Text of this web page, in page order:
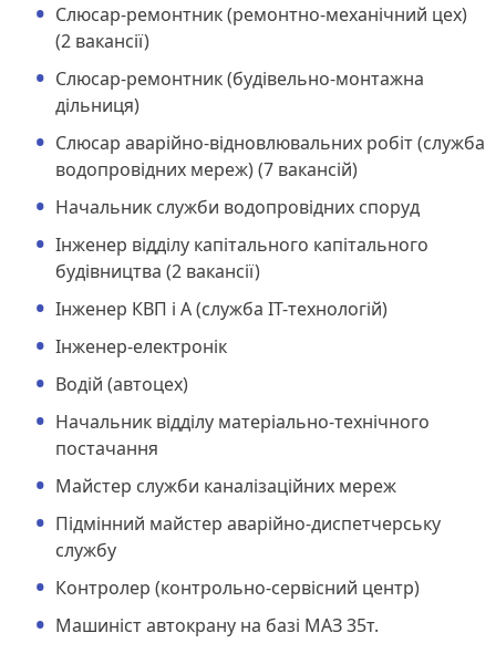
Слюсар-ремонтник (ремонтно-механічний цех)
(2 вакансії)
Слюсар-ремонтник (будівельно-монтажна
дільниця)
Слюсар аварійно-відновлювальних робіт (служба
водопровідних мереж) (7 вакансій)
Начальник служби водопровідних споруд
Інженер відділу капітального капітального
будівництва (2 вакансії)
Інженер КВП і А (служба IT-технологій)
Інженер-електронік
Водій (автоцех)
Начальник відділу матеріально-технічного
постачання
Майстер служби каналізаційних мереж
Підмінний майстер аварійно-диспетчерську
службу
Контролер (контрольно-сервісний центр)
Машиніст автокрану на базі МАЗ 35т.